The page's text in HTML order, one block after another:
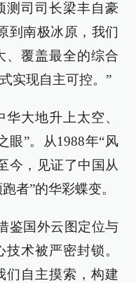
测司司长梁丰自豪
到南极冰原，我们
、覆盖最全的综合
实现自主可控。”
大地升上太空、
眼”。从1988年“风
今，见证了中国从
者”的华彩蝶变。
鉴国外云图定位与
术被严密封锁。
们自主摸索，构建